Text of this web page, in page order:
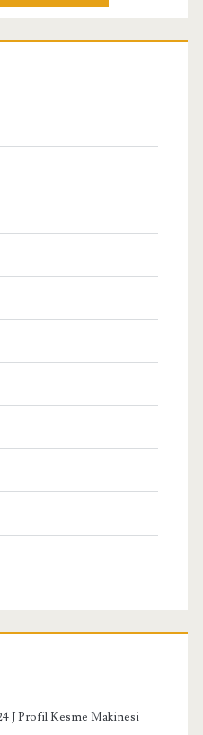
J Profil Kesme Makinesi